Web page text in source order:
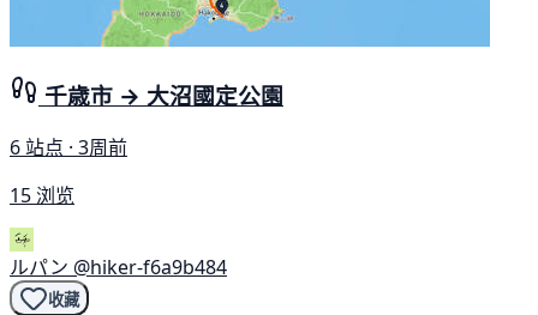
千歳市 → 大沼國定公園
6 站点 · 3周前
15 浏览
ルパン @hiker-f6a9b484
收藏